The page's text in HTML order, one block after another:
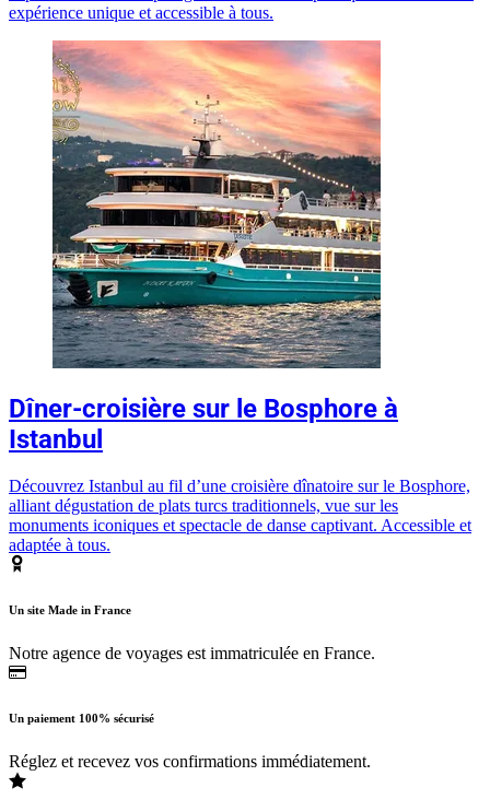
expérience unique et accessible à tous.
Dîner-croisière sur le Bosphore à
Istanbul
Découvrez Istanbul au fil d’une croisière dînatoire sur le Bosphore,
alliant dégustation de plats turcs traditionnels, vue sur les
monuments iconiques et spectacle de danse captivant. Accessible et
adaptée à tous.
Un site Made in France
Notre agence de voyages est immatriculée en France.
Un paiement 100% sécurisé
Réglez et recevez vos confirmations immédiatement.